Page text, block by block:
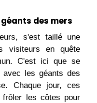
des mers
s'est taillé une
visiteurs en quête
C'est ici que se
avec les géants des
Chaque jour, ces
frôler les côtes pour